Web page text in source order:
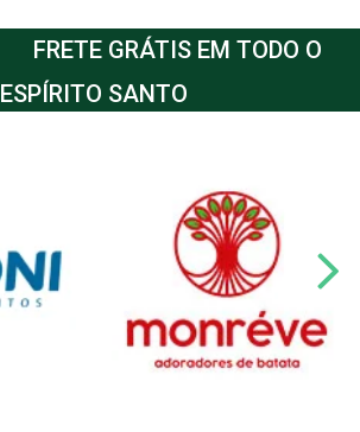
FRETE GRÁTIS EM TODO O
ESPÍRITO SANTO